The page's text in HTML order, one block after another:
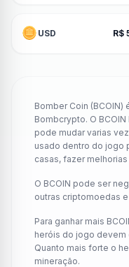
USD R$
Bomber Coin
Bombcrypto. O
pode mudar varias
usado dentro do jogo
casas, fazer
O BCOIN pode ser
outras criptomoedas
Para ganhar mais
heróis do jogo devem
Quanto mais forte o
mineração.